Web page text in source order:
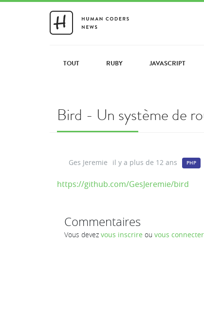
TOUT RUBY JAVASCRIPT
Bird - Un système de
Ges Jeremie il y a plus de 12 ans PHP
https://github.com/GesJeremie/bird
Commentaires
Vous devez vous inscrire ou vous connecter